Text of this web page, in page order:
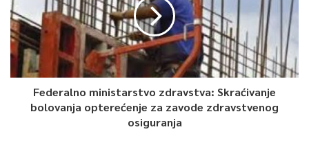
Federalno ministarstvo zdravstva: Skraćivanje
bolovanja opterećenje za zavode zdravstvenog
osiguranja